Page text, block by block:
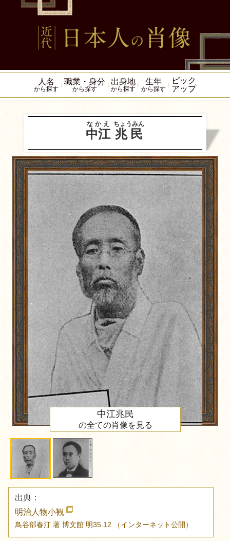
人名
から探す
職業・身分
から探す
出身地
から探す
生年
から探す
ピック
アップ
中江
なかえ
兆民
ちょうみん
中江兆民
の全ての肖像を見る
出典：
明治人物小観
鳥谷部春汀 著 博文館 明35.12 （インターネット公開）